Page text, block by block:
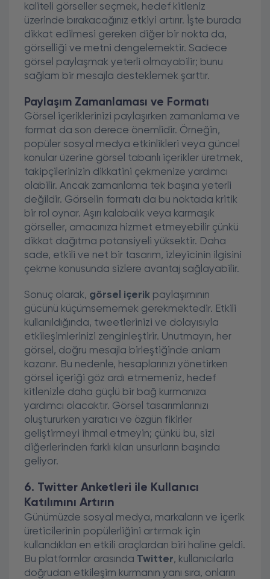
kaliteli görseller seçmek, hedef kitleniz
üzerinde bırakacağınız etkiyi artırır. İşte burada
dikkat edilmesi gereken diğer bir nokta da,
görselliği ve metni dengelemektir. Sadece
görsel paylaşmak yeterli olmayabilir; bunu
sağlam bir mesajla desteklemek şarttır.
Paylaşım Zamanlaması ve Formatı
Görsel içeriklerinizi paylaşırken zamanlama ve
format da son derece önemlidir. Örneğin,
popüler sosyal medya etkinlikleri veya güncel
konular üzerine görsel tabanlı içerikler üretmek,
takipçilerinizin dikkatini çekmenize yardımcı
olabilir. Ancak zamanlama tek başına yeterli
değildir. Görselin formatı da bu noktada kritik
bir rol oynar. Aşırı kalabalık veya karmaşık
görseller, amacınıza hizmet etmeyebilir çünkü
dikkat dağıtma potansiyeli yüksektir. Daha
sade, etkili ve net bir tasarım, izleyicinin ilgisini
çekme konusunda sizlere avantaj sağlayabilir.
Sonuç olarak, görsel içerik paylaşımının
gücünü küçümsememek gerekmektedir. Etkili
kullanıldığında, tweetlerinizi ve dolayısıyla
etkileşimlerinizi zenginleştirir. Unutmayın, her
görsel, doğru mesajla birleştiğinde anlam
kazanır. Bu nedenle, hesaplarınızı yönetirken
görsel içeriği göz ardı etmemeniz, hedef
kitlenizle daha güçlü bir bağ kurmanıza
yardımcı olacaktır. Görsel tasarımlarınızı
oluştururken yaratıcı ve özgün fikirler
geliştirmeyi ihmal etmeyin; çünkü bu, sizi
diğerlerinden farklı kılan unsurların başında
geliyor.
6. Twitter Anketleri ile Kullanıcı
Katılımını Artırın
Günümüzde sosyal medya, markaların ve içerik
üreticilerinin popülerliğini artırmak için
kullandıkları en etkili araçlardan biri haline geldi.
Bu platformlar arasında Twitter, kullanıcılarla
doğrudan etkileşim kurmanın yanı sıra, onların